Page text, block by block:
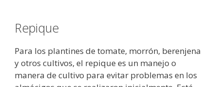
Repique
Para los plantines de tomate, morrón, berenjena
y otros cultivos, el repique es un manejo o
manera de cultivo para evitar problemas en los